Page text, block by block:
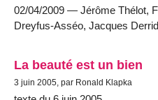
02/04/2009 — Jérôme Thélot,
Dreyfus-Asséo, Jacques
La beauté est un bien
3 juin 2005, par Ronald Klapka